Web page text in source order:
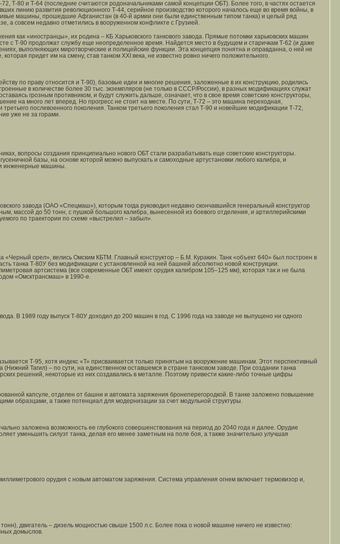
Т-80 и Т-64 (последние считаются родоначальниками самой концепции ОБТ). Более того, в частях остается
линию развития революционного Т-44, серийное производство которого началось еще во время войны, в
машины, прошедшие Афганистан (в 40-й армии они были единственным типом танка) и целый ряд
а совсем недавно отметились в вооруженном конфликте с Грузией.
как «иностранцы», их родина – КБ Харьковского танкового завода. Прямые потомки харьковских машин
с Т-90 продолжат службу еще неопределенное время. Найдется место в будущем и старичкам Т-62 (и даже
выполняющих миротворческие и полицейские функции. Эта концепция понятна и оправданна, о ней не
придет им на смену, став танком XXI века, не известно ровно ничего положительного.
по праву относится и Т-90), базовые идеи и многие решения, заложенные в их конструкцию, родились
в количестве более 30 тыс. экземпляров (не только в СССР/России), в разных модификациях служат
грозным противником, и будут служить дальше, означает, что в свое время советские конструкторы,
на много лет вперед. Но прогресс не стоит на месте. По сути, Т-72 – это машина переходная,
послевоенного поколения. Танком третьего поколения стал Т-90 и новейшие модификации Т-72,
уже не за горами.
вопросы создания принципиально нового ОБТ стали разрабатывать еще советские конструкторы.
базы, на основе которой можно выпускать и самоходные артустановки любого калибра, и
инженерные машины.
завода (ОАО «Спецмаш»), которым тогда руководил недавно скончавшийся генеральный конструктор
массой до 50 тонн, с пушкой большого калибра, вынесенной из боевого отделения, и артиллерийскими
по траектории по схеме «выстрелил – забыл».
орел», велись Омским КБТМ. Главный конструктор – Б.М. Куракин. Танк «объект 640» был построен в
танка Т-80У без модификации с установленной на ней башней абсолютно новой конструкции.
артсистема (все современные ОБТ имеют орудия калибром 105–125 мм), которая так и не была
«Омсктрансмаш» в 1990-е.
В 1989 году выпуск Т-80У доходил до 200 машин в год. С 1996 года на заводе не выпущено ни одного
Т-95, хотя индекс «Т» присваивается только принятым на вооружение машинам. Этот перспективный
Тагил) – по сути, на единственном оставшемся в стране танковом заводе. При создании танка
решений, некоторые из них создавались в металле. Поэтому привести какие-либо точные цифры
капсуле, отделен от башни и автомата заряжения бронеперегородкой. В танке заложено повышение
образцами, а также потенциал для модернизации за счет модульной структуры.
заложена возможность ее глубокого совершенствования на период до 2040 года и далее. Орудие
уменьшить силуэт танка, делая его менее заметным на поле боя, а также значительно улучшая
орудия с новым автоматом заряжения. Система управления огнем включает термовизор и,
двигатель – дизель мощностью свыше 1500 л.с. Более пока о новой машине ничего не известно:
домыслов.